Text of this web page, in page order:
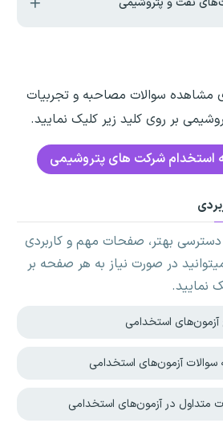
مشاهده سوالات مصاحبه و تجربیات
بر روی کلید زیر کلیک نمایید.
استخدام شرکت های پتروشیمی
بهتر، صفحات مهم و کاربردی
در صورت نیاز به هر صفحه بر
نمایید.
استخدامی
آزمون‌های استخدامی
متداول در آزمون‌های استخدامی